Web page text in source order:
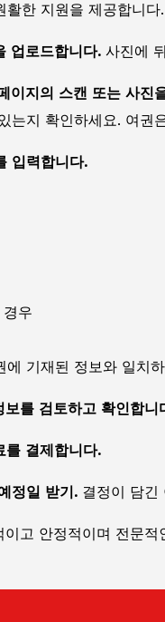
활한 지원을 제공합니다.
업로드합니다. 사진에
이지의 스캔 또는 사진
는지 확인하세요. 여권
입력합니다.
우
에 기재된 정보와 일치
를 검토하고 확인합니
를 결제합니다.
정일 받기. 결정이 담긴
이고 안정적이며 전문